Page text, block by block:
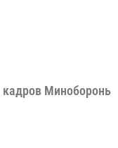
кадров Минобороны